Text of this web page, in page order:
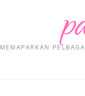
MEMAPARKAN